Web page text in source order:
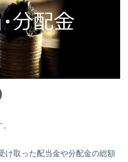
け取った配当金や分配金の総額